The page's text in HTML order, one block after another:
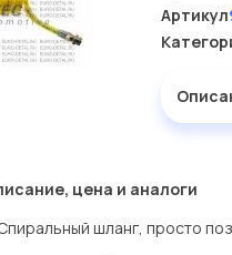
Артикул
цена и аналоги
шланг, просто